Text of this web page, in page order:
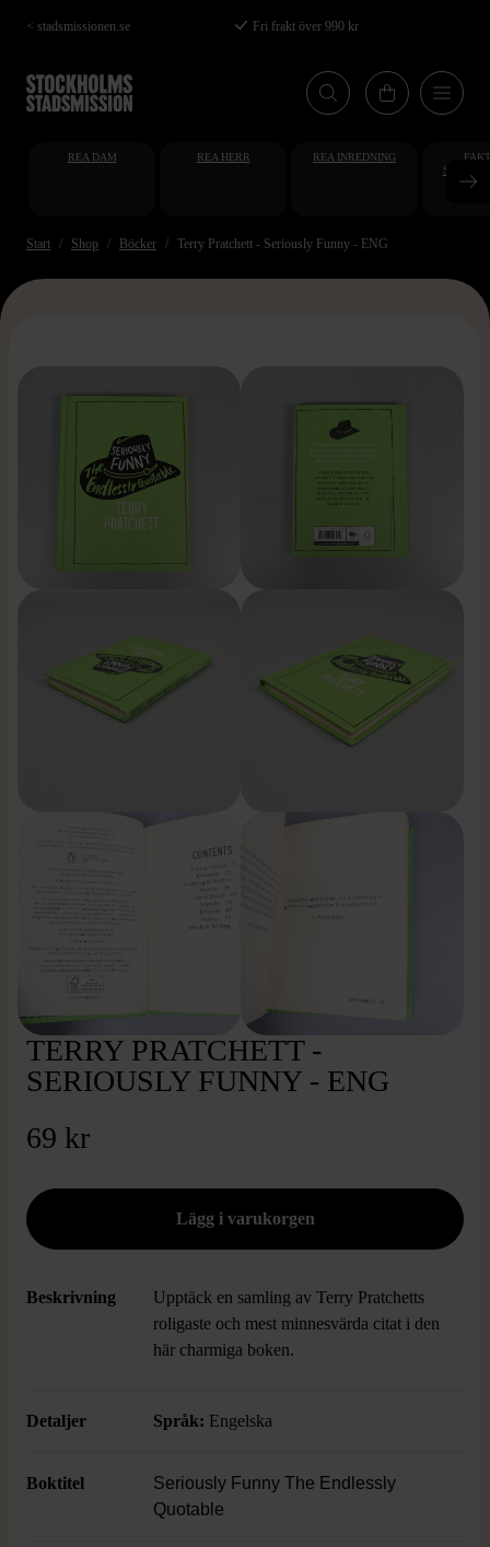
Hoppa
till
huvudinnehåll
< stadsmissionen.se Fri frakt över 990 kr
REA DAM REA HERR REA INREDNING
Start Shop Böcker Terry Pratchett - Seriously Funny - ENG
>
TERRY PRATCHETT -
SERIOUSLY FUNNY - ENG
69 kr
Beskrivning
Upptäck en samling av Terry Pratchetts
roligaste och mest minnesvärda citat i den
här charmiga boken.
Detaljer Språk: Engelska
Boktitel
Seriously Funny The Endlessly
Quotable